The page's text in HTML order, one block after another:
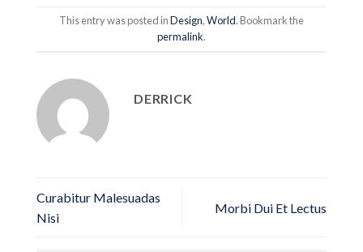
This entry was posted inDesign,World. Bookmark the
permalink.
DERRICK
Curabitur Malesuadas
Nisi
Morbi Dui Et Lectus